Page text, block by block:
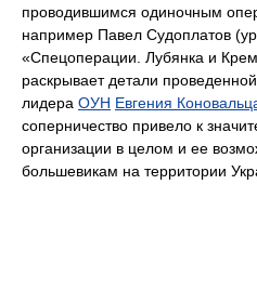
проводившимся одиночным
например Павел Судоплатов
«Спецоперации. Лубянка и
раскрывает детали
лидера ОУН Евгения
соперничество привело к
организации в целом и ее
большевикам на территории